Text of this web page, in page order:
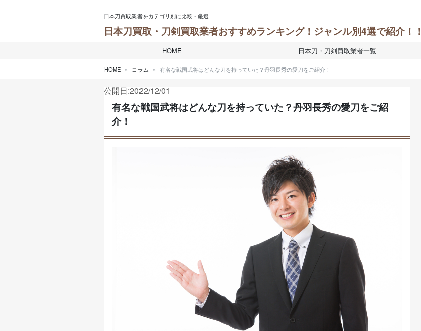
日本刀買取業者をカテゴリ別に比較・厳選
日本刀買取・刀剣買取業者おすすめランキング！ジャンル別4選で紹介！！
HOME 日本刀・刀剣買取業者一覧
HOME コラム 有名な戦国武将はどんな刀を持っていた？丹羽長秀の愛刀をご紹介！
公開日:2022/12/01
有名な戦国武将はどんな刀を持っていた？丹羽長秀の愛刀をご紹
介！